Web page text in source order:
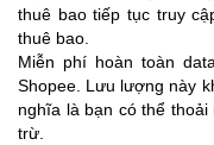
thuê bao tiếp tục truy
thuê bao.
Miễn phí hoàn toàn
Shopee. Lưu lượng này
nghĩa là bạn có thể
trừ.